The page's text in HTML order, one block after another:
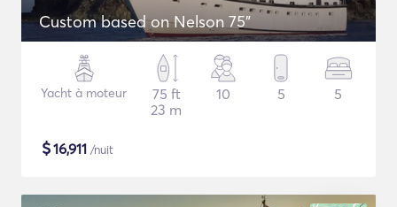
Custom based on Nelson 75"
Yacht à moteur
75 ft
23 m
10 5 5
$16,911 /nuit